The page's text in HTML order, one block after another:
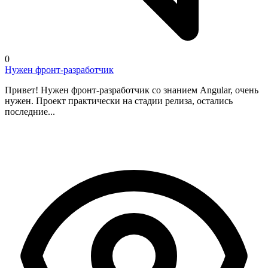
0
Нужен фронт-разработчик
Привет! Нужен фронт-разработчик со знанием Angular, очень
нужен. Проект практически на стадии релиза, остались
последние...